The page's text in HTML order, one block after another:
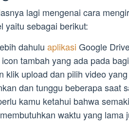
lagi mengenai cara
yaitu sebagai berikut:
dahulu aplikasi Google
tambah yang ada pada
klik upload dan pilih video
dan tunggu beberapa saat
kamu ketahui bahwa
waktu yang lama